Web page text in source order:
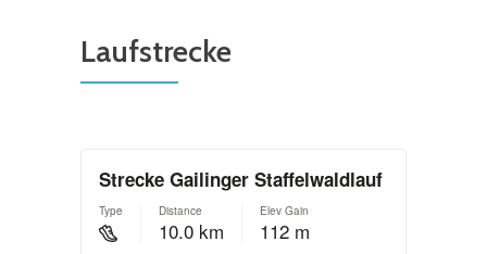
Laufstrecke